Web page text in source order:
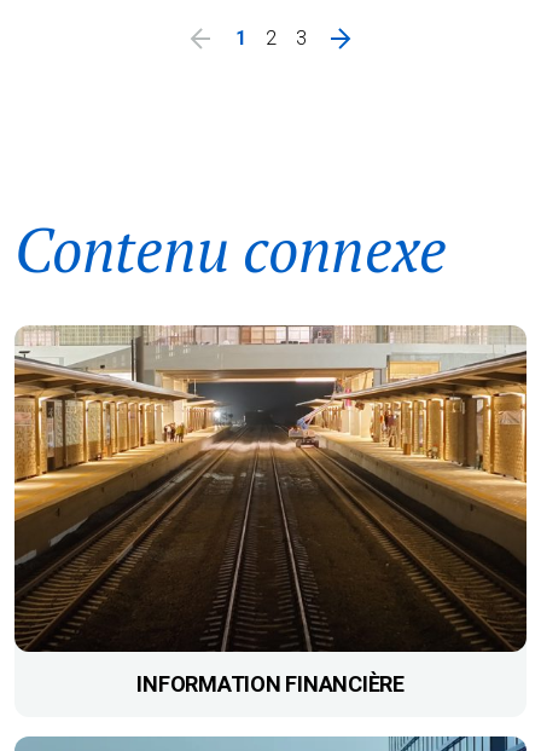
1 2 3
Contenu connexe
INFORMATION FINANCIÈRE